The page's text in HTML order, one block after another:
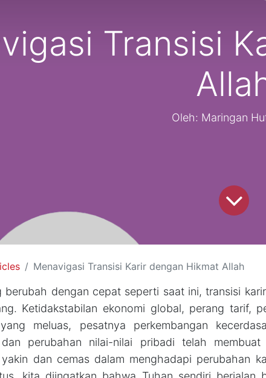
Transisi
Oleh: Maringan
Menavigasi Transisi Karir dengan Hikmat Allah
berubah dengan cepat seperti saat ini, transisi
Ketidakstabilan ekonomi global, perang tarif,
meluas, pesatnya perkembangan
perubahan nilai-nilai pribadi telah membuat
dan cemas dalam menghadapi perubahan